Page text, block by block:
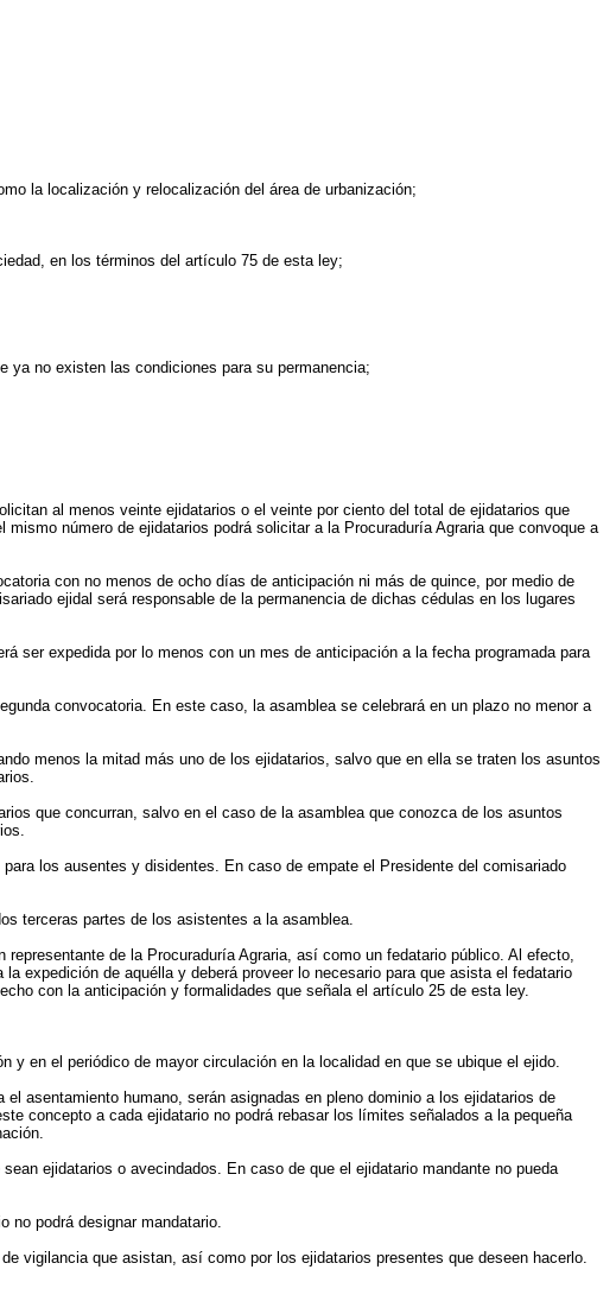
la localización y relocalización del área de urbanización;
en los términos del artículo 75 de esta ley;
ya no existen las condiciones para su permanencia;
al menos veinte ejidatarios o el veinte por ciento del total de ejidatarios que
número de ejidatarios podrá solicitar a la Procuraduría Agraria que convoque a
con no menos de ocho días de anticipación ni más de quince, por medio de
ejidal será responsable de la permanencia de dichas cédulas en los lugares
ser expedida por lo menos con un mes de anticipación a la fecha programada para
convocatoria. En este caso, la asamblea se celebrará en un plazo no menor a
menos la mitad más uno de los ejidatarios, salvo que en ella se traten los asuntos
que concurran, salvo en el caso de la asamblea que conozca de los asuntos
los ausentes y disidentes. En caso de empate el Presidente del comisariado
terceras partes de los asistentes a la asamblea.
de la Procuraduría Agraria, así como un fedatario público. Al efecto,
expedición de aquélla y deberá proveer lo necesario para que asista el fedatario
con la anticipación y formalidades que señala el artículo 25 de esta ley.
y en el periódico de mayor circulación en la localidad en que se ubique el ejido.
asentamiento humano, serán asignadas en pleno dominio a los ejidatarios de
concepto a cada ejidatario no podrá rebasar los límites señalados a la pequeña
ejidatarios o avecindados. En caso de que el ejidatario mandante no pueda
no podrá designar mandatario.
vigilancia que asistan, así como por los ejidatarios presentes que deseen hacerlo.